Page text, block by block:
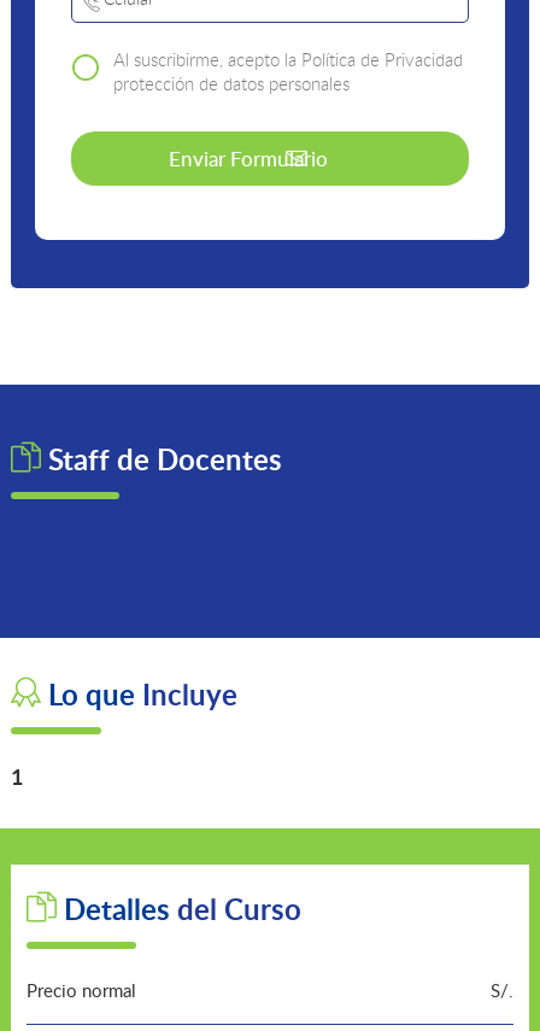
Al suscribirme, acepto la Política de Privacidad
protección de datos personales
Staff de Docentes
Lo que Incluye
1
Detalles del Curso
Precio normal S/.